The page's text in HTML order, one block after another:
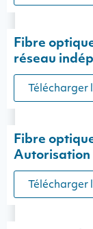
Fibre
réseau
Télécharger
Fibre
Autorisation
Télécharger